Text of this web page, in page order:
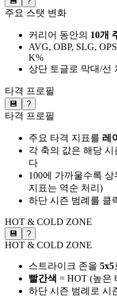
주요 스탯 변화
커리어 동안의 10개
AVG, OBP, SLG,
K%
상단 토글로 막대/선
타격 프로필
💾 ?
타격 프로필
주요 타격 지표를 레
각 축의 값은 해당 시
다
100에 가까울수록
지표는 역순 처리)
하단 시즌 범례를 클
HOT & COLD ZONE
💾 ?
HOT & COLD ZONE
스트라이크 존을 5x5
빨간색 = HOT (높은
하단 시즌 범례로 시